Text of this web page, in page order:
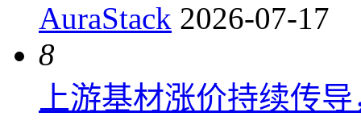
AuraStack 2026-07-17
8
上游基材涨价持续传